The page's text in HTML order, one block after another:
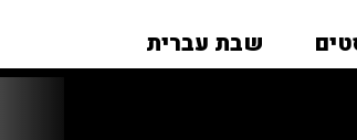
שבת עברית